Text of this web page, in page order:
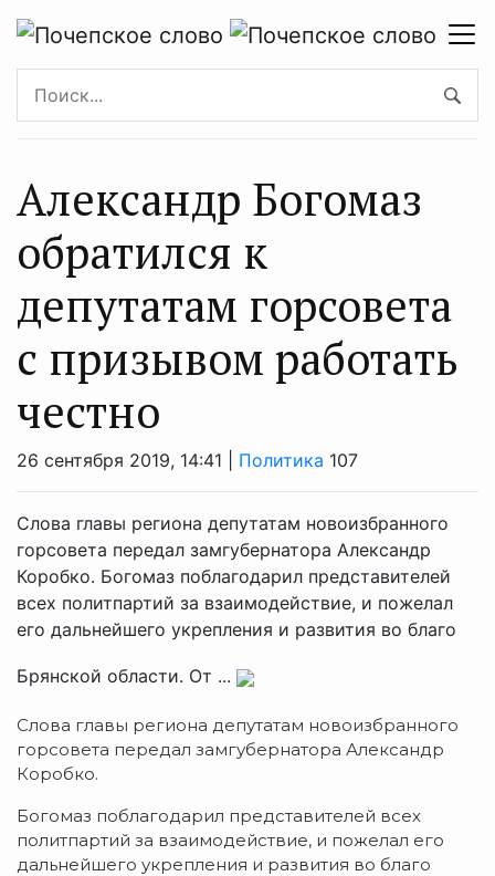
Александр Богомаз
обратился к
депутатам горсовета
с призывом работать
честно
26 сентября 2019, 14:41 | Политика 107
Слова главы региона депутатам новоизбранного
горсовета передал замгубернатора Александр
Коробко. Богомаз поблагодарил представителей
всех политпартий за взаимодействие, и пожелал
его дальнейшего укрепления и развития во благо
Брянской области. От ...
Слова главы региона депутатам новоизбранного
горсовета передал замгубернатора Александр
Коробко.
Богомаз поблагодарил представителей всех
политпартий за взаимодействие, и пожелал его
дальнейшего укрепления и развития во благо